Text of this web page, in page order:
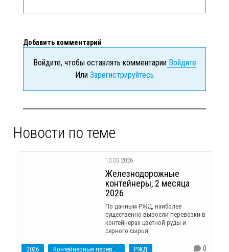
Добавить комментарий
Войдите, чтобы оставлять комментарииВойдите
Или Зарегистрируйтесь
Новости по теме
10.03.2026
Железнодорожные
контейнеры, 2 месяца
2026
По данным РЖД, наиболее
существенно выросли перевозки в
контейнерах цветной руды и
серного сырья.
2026 РЖД 0